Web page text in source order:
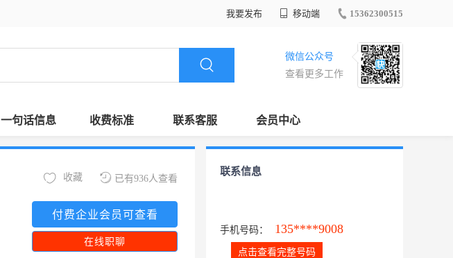
我要发布 移动端 15362300515
微信公众号
查看更多工作
一句话信息 收费标准 联系客服 会员中心
已有936人查看
收藏
付费企业会员可查看
在线职聊
联系信息
手机号码： 135****9008
点击查看完整号码